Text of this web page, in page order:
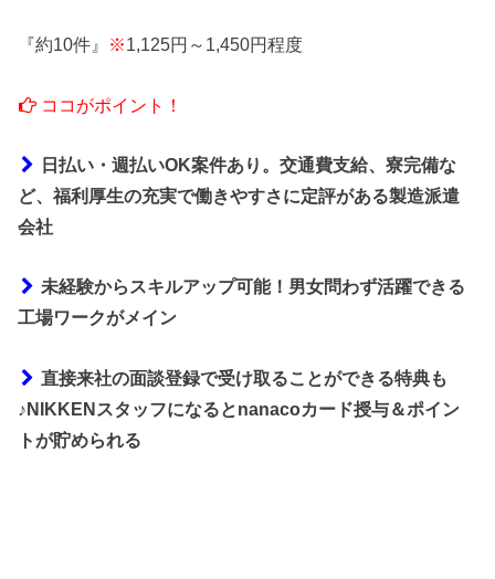
『約10件』 ※1,125円～1,450円程度
ココがポイント！
日払い・週払いOK案件あり。交通費支給、寮完備な
ど、福利厚生の充実で働きやすさに定評がある製造派遣
会社
未経験からスキルアップ可能！男女問わず活躍できる
工場ワークがメイン
直接来社の面談登録で受け取ることができる特典も
♪NIKKENスタッフになるとnanacoカード授与＆ポイン
トが貯められる